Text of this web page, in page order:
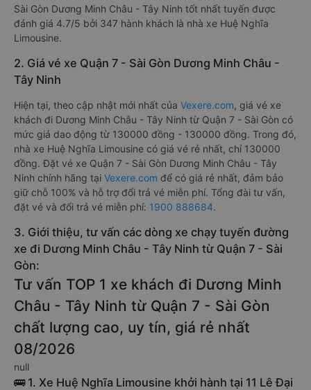
Sài Gòn Dương Minh Châu - Tây Ninh tốt nhất tuyến được
đánh giá 4.7/5 bởi 347 hành khách là nhà xe Huệ Nghĩa
Limousine.
2. Giá vé xe Quận 7 - Sài Gòn Dương Minh Châu -
Tây Ninh
Hiện tại, theo cập nhật mới nhất của Vexere.com, giá vé xe
khách đi Dương Minh Châu - Tây Ninh từ Quận 7 - Sài Gòn có
mức giá dao động từ 130000 đồng - 130000 đồng. Trong đó,
nhà xe Huệ Nghĩa Limousine có giá vé rẻ nhất, chỉ 130000
đồng. Đặt vé xe Quận 7 - Sài Gòn Dương Minh Châu - Tây
Ninh chính hãng tại Vexere.com để có giá rẻ nhất, đảm bảo
giữ chỗ 100% và hỗ trợ đổi trả vé miễn phí. Tổng đài tư vấn,
đặt vé và đổi trả vé miễn phí: 1900 888684.
3. Giới thiệu, tư vấn các dòng xe chạy tuyến đường
xe đi Dương Minh Châu - Tây Ninh từ Quận 7 - Sài
Gòn:
Tư vấn TOP 1 xe khách đi Dương Minh
Châu - Tây Ninh từ Quận 7 - Sài Gòn
chất lượng cao, uy tín, giá rẻ nhất
08/2026
null
🚌 1. Xe Huệ Nghĩa Limousine khởi hành tại 11 Lê Đại